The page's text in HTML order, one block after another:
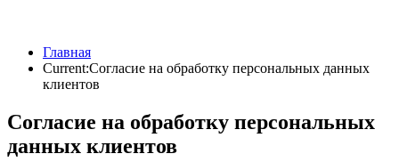
Главная
Current:Согласие на обработку персональных данных
клиентов
Согласие на обработку персональных
данных клиентов